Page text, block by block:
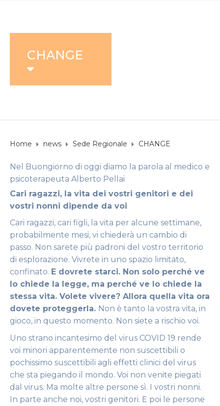
CHANGE
Home news Sede Regionale CHANGE
Nel Buongiorno di oggi diamo la parola al medico e
psicoterapeuta Alberto Pellai
Cari ragazzi, la vita dei vostri genitori e dei
vostri nonni dipende da voi
Cari ragazzi, cari figli, la vita per alcune settimane,
probabilmente mesi, vi chiederà un cambio di
passo. Non sarete più padroni del vostro territorio
di esplorazione. Vivrete in uno spazio limitato,
confinato. E dovrete starci. Non solo perché ve
lo chiede la legge, ma perché ve lo chiede la
stessa vita. Volete vivere? Allora quella vita ora
dovete proteggerla. Non è tanto la vostra vita, in
gioco, in questo momento. Non siete a rischio voi.
Uno strano incantesimo del virus COVID 19 rende
voi minori apparentemente non suscettibili o
pochissimo suscettibili agli effetti clinici del virus
che sta piegando il mondo. Voi non venite piegati
dal virus. Ma molte altre persone sì. I vostri nonni.
In parte anche noi, vostri genitori. E poi le persone